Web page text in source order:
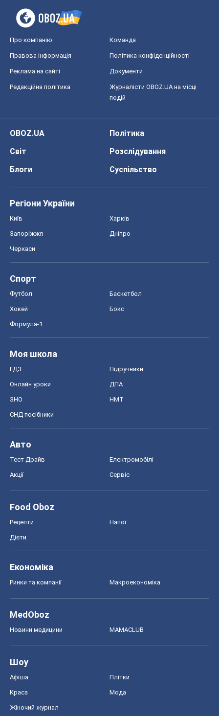
Про компанію Команда
Правова інформація Політика конфіденційності
Реклама на сайті Документи
Редакційна політика
Журналісти OBOZ.UA на місці
подій
OBOZ.UA
Політика
Світ
Розслідування
Блоги
Суспільство
Регіони України
Київ Харків
Запоріжжя Дніпро
Черкаси
Спорт
Футбол Баскетбол
Хокей Бокс
Формула-1
Моя школа
ГДЗ Підручники
Онлайн уроки ДПА
ЗНО НМТ
СНД посібники
Авто
Тест Драйв Електромобілі
Акції Сервіс
Food Oboz
Рецепти Напої
Дієти
Економіка
Ринки та компанії Макроекономіка
MedOboz
Новини медицини MAMACLUB
Шоу
Афіша Плітки
Краса Мода
Жіночий журнал